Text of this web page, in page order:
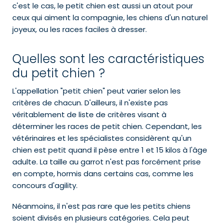
c'est le cas, le petit chien est aussi un atout pour
ceux qui aiment la compagnie, les chiens d'un naturel
joyeux, ou les races faciles à dresser.
Quelles sont les caractéristiques
du petit chien ?
L'appellation "petit chien" peut varier selon les
critères de chacun. D'ailleurs, il n'existe pas
véritablement de liste de critères visant à
déterminer les races de petit chien. Cependant, les
vétérinaires et les spécialistes considèrent qu'un
chien est petit quand il pèse entre 1 et 15 kilos à l'âge
adulte. La taille au garrot n'est pas forcément prise
en compte, hormis dans certains cas, comme les
concours d'agility.
Néanmoins, il n'est pas rare que les petits chiens
soient divisés en plusieurs catégories. Cela peut